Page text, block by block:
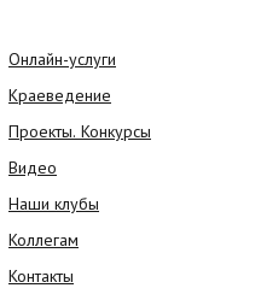
Онлайн-услуги
Краеведение
Проекты. Конкурсы
Видео
Наши клубы
Коллегам
Контакты